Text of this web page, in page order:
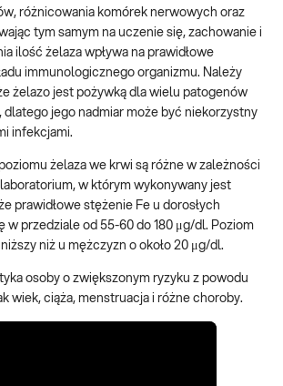
różnicowania komórek nerwowych oraz
tym samym na uczenie się, zachowanie i
ilość żelaza wpływa na prawidłowe
immunologicznego organizmu. Należy
żelazo jest pożywką dla wielu patogenów
jego nadmiar może być niekorzystny
infekcjami.
żelaza we krwi są różne w zależności
laboratorium, w którym wykonywany jest
prawidłowe stężenie Fe u dorosłych
w przedziale od 55-60 do 180 μg/dl. Poziom
niż u mężczyzn o około 20 μg/dl.
osoby o zwiększonym ryzyku z powodu
wiek, ciąża, menstruacja i różne choroby.